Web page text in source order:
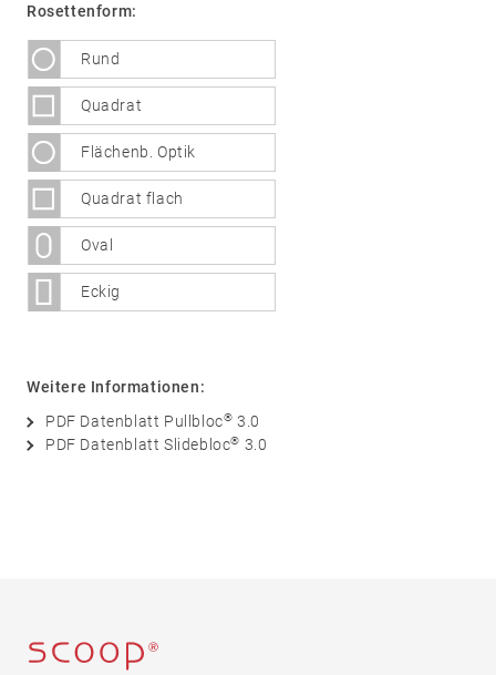
formspiele
04
Weitere
Produkte
Flache Rosetten
Sicherheit
05 Zubehör
Rosetten
Knöpfe
Muschelgriffe
Sonstige
Rosettenform:
Rund
Quadrat
Flächenb. Optik
Quadrat flach
Oval
Eckig
Weitere Informationen:
PDF Datenblatt Pullbloc® 3.0
PDF Datenblatt Slidebloc® 3.0